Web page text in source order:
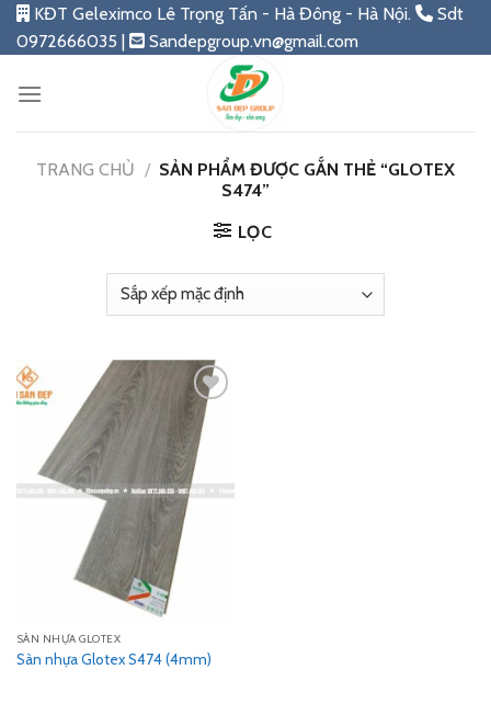
Skip KĐT Geleximco Lê Trọng Tấn - Hà Đông - Hà Nội.
Sdt
0972666035 |
Sandepgroup.vn@gmail.com
TRANG CHỦ / SẢN PHẨM ĐƯỢC GẮN THẺ “GLOTEX
S474”
LỌC
Add
to
wishlist
SÀN NHỰA GLOTEX
Sàn nhựa Glotex S474 (4mm)